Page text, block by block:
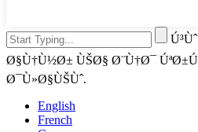
Ø§Ù†Ù½Ø± ÙŠØ§ Ø¨Ù†Ø¯
Ø¯Ù»Ø§ÙŠÙˆ.
English
French